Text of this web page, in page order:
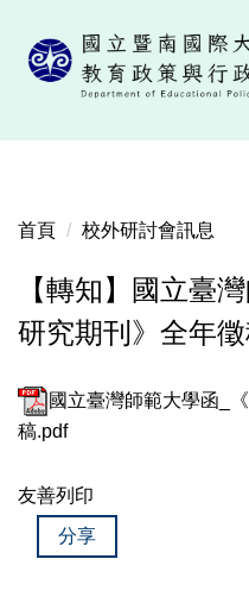
首頁 校外研討會訊息
【轉知】國立臺
研究期刊》全年
國立臺灣師範大學函_
稿.pdf
友善列印
分享